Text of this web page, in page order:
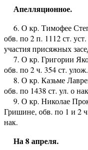
Апелляционное.
6. О кр. Тимофее
обв. по 2 п. 1112 ст.
участия присяжных
7. О кр. Григории
обв. по 2 ч. 354 ст.
8. О кр. Казьме
обв. по 1438 ст. ул. о
9. О кр. Николае
Гришине, обв. по 1 и 2
нак.
На 8 апреля.